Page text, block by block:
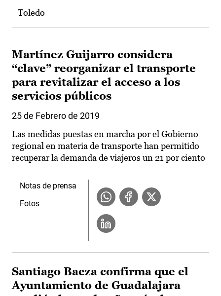
Toledo
Martínez Guijarro considera
“clave” reorganizar el transporte
para revitalizar el acceso a los
servicios públicos
25 de Febrero de 2019
Las medidas puestas en marcha por el Gobierno
regional en materia de transporte han permitido
recuperar la demanda de viajeros un 21 por ciento
Notas de prensa
Fotos
Santiago Baeza confirma que el
Ayuntamiento de Guadalajara